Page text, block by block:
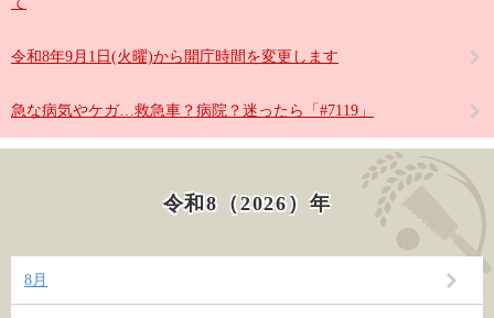
令和8年9月1日(火曜)から開庁時間を変更します
急な病気やケガ…救急車？病院？迷ったら「#7119」
令和8（2026）年
8月